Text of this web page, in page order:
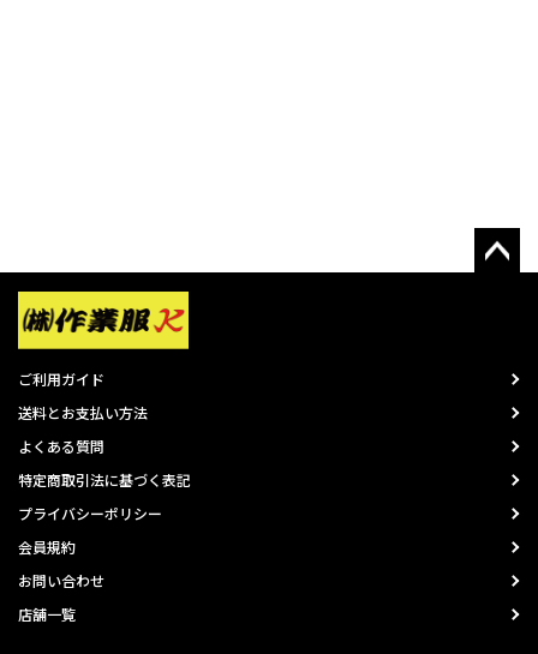
ご利用ガイド
送料とお支払い方法
よくある質問
特定商取引法に基づく表記
プライバシーポリシー
会員規約
お問い合わせ
店舗一覧